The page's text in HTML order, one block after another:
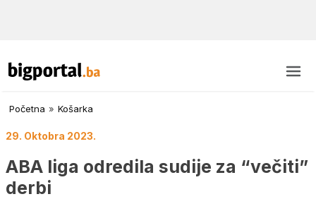
Početna » Košarka
29. Oktobra 2023.
ABA liga odredila sudije za “večiti”
derbi